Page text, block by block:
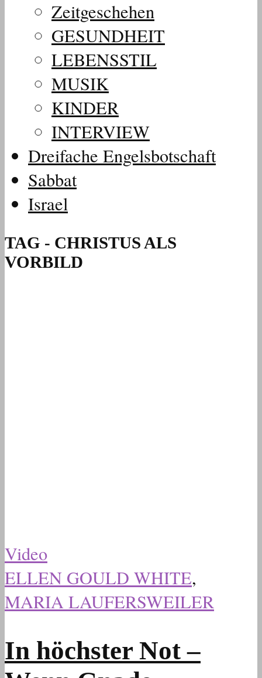
Zeitgeschehen
GESUNDHEIT
LEBENSSTIL
MUSIK
KINDER
INTERVIEW
Dreifache Engelsbotschaft
Sabbat
Israel
TAG - CHRISTUS ALS
VORBILD
Video
ELLEN GOULD WHITE,
MARIA LAUFERSWEILER
In höchster Not –